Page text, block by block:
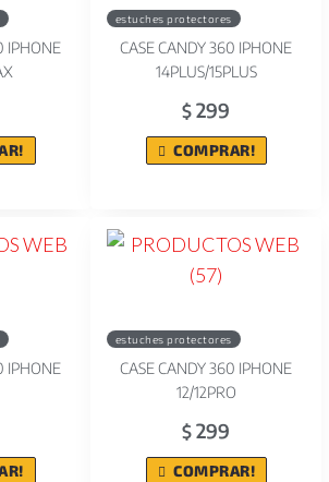
IPHONE
estuches protectores
CASE CANDY 360 IPHONE
14PLUS/15PLUS
$ 299
COMPRAR!
IPHONE
estuches protectores
CASE CANDY 360 IPHONE
12/12PRO
$ 299
COMPRAR!